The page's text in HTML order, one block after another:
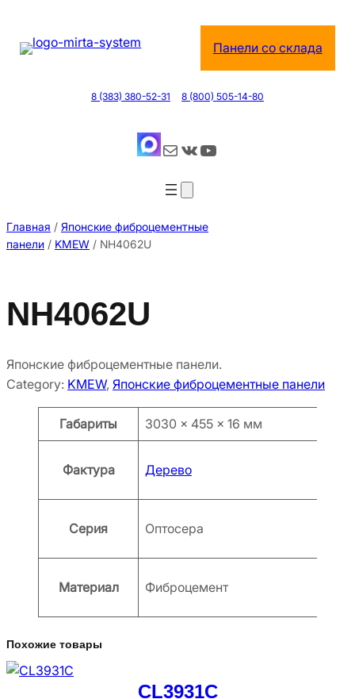
содержимому
Панели со склада
8 (383) 380-52-31 8 (800) 505-14-80
Почта ВКонтакте YouTube
Главная / Японские фиброцементные
панели / KMEW / NH4062U
NH4062U
Японские фиброцементные панели.
Category: KMEW, Японские фиброцементные панели
Атрибуты Значение
Габариты 3030 × 455 × 16 мм
Фактура Дерево
Серия Оптосера
Материал Фиброцемент
Похожие товары
CL3931C